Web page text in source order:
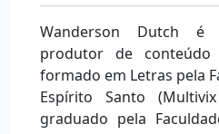
Wanderson Dutch é
produtor de conteúdo
formado em Letras pela
Espírito Santo
graduado pela